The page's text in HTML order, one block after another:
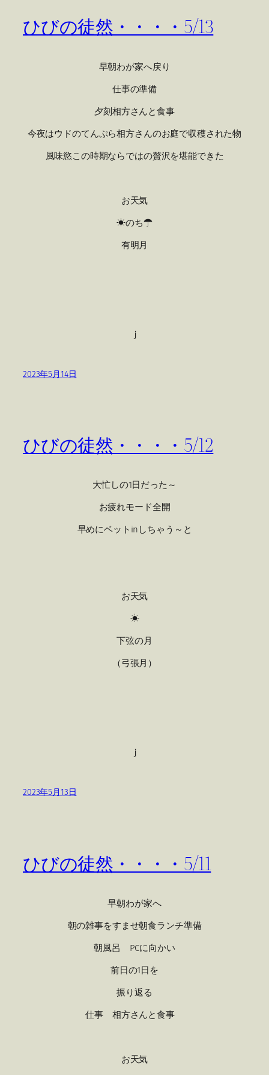
ひびの徒然・・・・5/13
早朝わが家へ戻り
仕事の準備
夕刻相方さんと食事
今夜はウドのてんぷら相方さんのお庭で収穫された物
風味慾この時期ならではの贅沢を堪能できた
お天気
☀のち☂
有明月
ｊ
2023年5月14日
ひびの徒然・・・・5/12
大忙しの1日だった～
お疲れモード全開
早めにベットinしちゃう～と
お天気
☀
下弦の月
（弓張月）
ｊ
2023年5月13日
ひびの徒然・・・・5/11
早朝わが家へ
朝の雑事をすませ朝食ランチ準備
朝風呂 PCに向かい
前日の1日を
振り返る
仕事 相方さんと食事
お天気